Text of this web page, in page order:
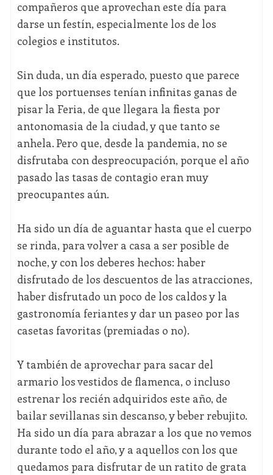
compañeros que aprovechan este día para
darse un festín, especialmente los de los
colegios e institutos.
Sin duda, un día esperado, puesto que parece
que los portuenses tenían infinitas ganas de
pisar la Feria, de que llegara la fiesta por
antonomasia de la ciudad, y que tanto se
anhela. Pero que, desde la pandemia, no se
disfrutaba con despreocupación, porque el año
pasado las tasas de contagio eran muy
preocupantes aún.
Ha sido un día de aguantar hasta que el cuerpo
se rinda, para volver a casa a ser posible de
noche, y con los deberes hechos: haber
disfrutado de los descuentos de las atracciones,
haber disfrutado un poco de los caldos y la
gastronomía feriantes y dar un paseo por las
casetas favoritas (premiadas o no).
Y también de aprovechar para sacar del
armario los vestidos de flamenca, o incluso
estrenar los recién adquiridos este año, de
bailar sevillanas sin descanso, y beber rebujito.
Ha sido un día para abrazar a los que no vemos
durante todo el año, y a aquellos con los que
quedamos para disfrutar de un ratito de grata